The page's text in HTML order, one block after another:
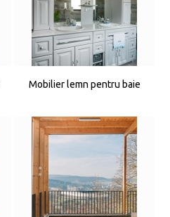
Mobilier lemn pentru baie